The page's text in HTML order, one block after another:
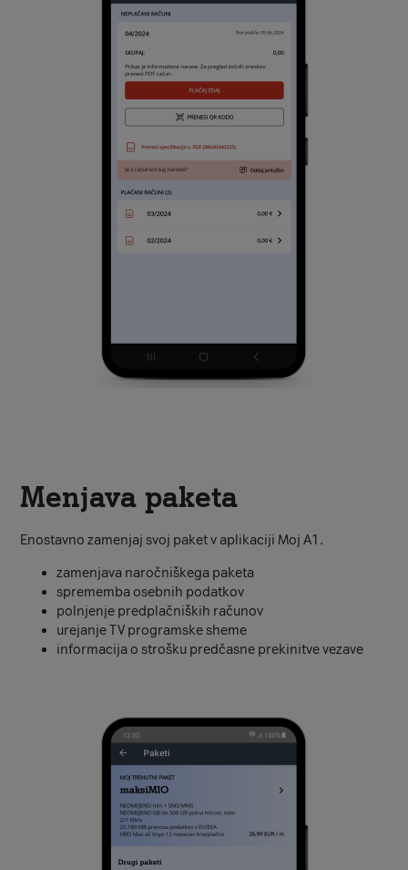
Menjava paketa
Enostavno zamenjaj svoj paket v aplikaciji Moj A1.
zamenjava naročniškega paketa
sprememba osebnih podatkov
polnjenje predplačniških računov
urejanje TV programske sheme
informacija o strošku predčasne prekinitve vezave